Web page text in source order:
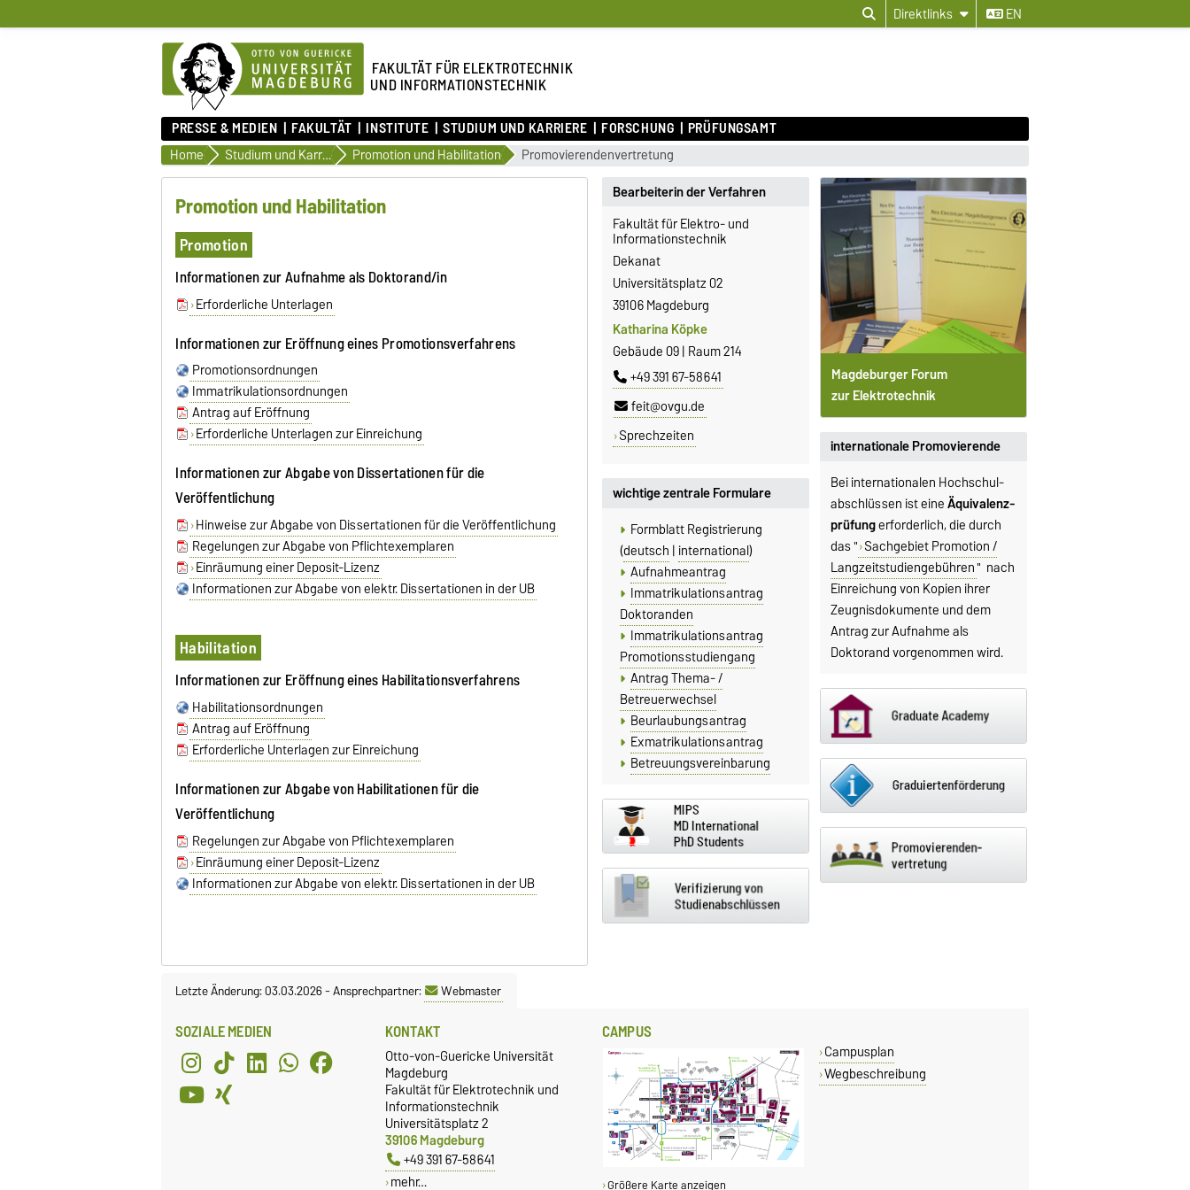
Direktlinks EN
FAKULTÄT FÜR ELEKTROTECHNIK
UND INFORMATIONSTECHNIK
PRESSE & MEDIEN FAKULTÄT INSTITUTE STUDIUM UND KARRIERE FORSCHUNG PRÜFUNGSAMT
Home Studium und Karriere Promotion und Habilitation Promovierendenvertretung
Promotion und Habilitation
Promotion
Informationen zur Aufnahme als Doktorand/in
Erforderliche Unterlagen
Informationen zur Eröffnung eines Promotionsverfahrens
Promotionsordnungen
Immatrikulationsordnungen
Antrag auf Eröffnung
Erforderliche Unterlagen zur Einreichung
Informationen zur Abgabe von Dissertationen für die
Veröffentlichung
Hinweise zur Abgabe von Dissertationen für die Veröffentlichung
Regelungen zur Abgabe von Pflichtexemplaren
Einräumung einer Deposit-Lizenz
Informationen zur Abgabe von elektr. Dissertationen in der UB
Habilitation
Informationen zur Eröffnung eines Habilitationsverfahrens
Habilitationsordnungen
Antrag auf Eröffnung
Erforderliche Unterlagen zur Einreichung
Informationen zur Abgabe von Habilitationen für die
Veröffentlichung
Regelungen zur Abgabe von Pflichtexemplaren
Einräumung einer Deposit-Lizenz
Informationen zur Abgabe von elektr. Dissertationen in der UB
Bearbeiterin der Verfahren
Fakultät für Elektro- und
Informationstechnik
Dekanat
Universitätsplatz 02
39106 Magdeburg
Katharina Köpke
Gebäude 09 | Raum 214
+49 391 67-58641
feit@ovgu.de
Sprechzeiten
wichtige zentrale Formulare
Formblatt Registrierung
(deutsch | international)
Aufnahmeantrag
Immatrikulationsantrag
Doktoranden
Immatrikulationsantrag
Promotionsstudiengang
Antrag Thema- /
Betreuerwechsel
Beurlaubungsantrag
Exmatrikulationsantrag
Betreuungsvereinbarung
Magdeburger Forum
zur Elektrotechnik
internationale Promovierende
Bei internationalen Hochschul-
abschlüssen ist eineÄquivalenz-
prüfungerforderlich, die durch
das " Sachgebiet Promotion /
Langzeitstudiengebühren" nach
Einreichung von Kopien ihrer
Zeugnisdokumente und dem
Antrag zur Aufnahme als
Doktorand vorgenommen wird.
Letzte Änderung: 03.03.2026-Ansprechpartner: Webmaster
SOZIALE MEDIEN KONTAKT
Otto-von-Guericke Universität
Magdeburg
Fakultät für Elektrotechnik und
Informationstechnik
Universitätsplatz 2
39106 Magdeburg
+49 391 67-58641
mehr…
CAMPUS
Größere Karte anzeigen
Campusplan
Wegbeschreibung